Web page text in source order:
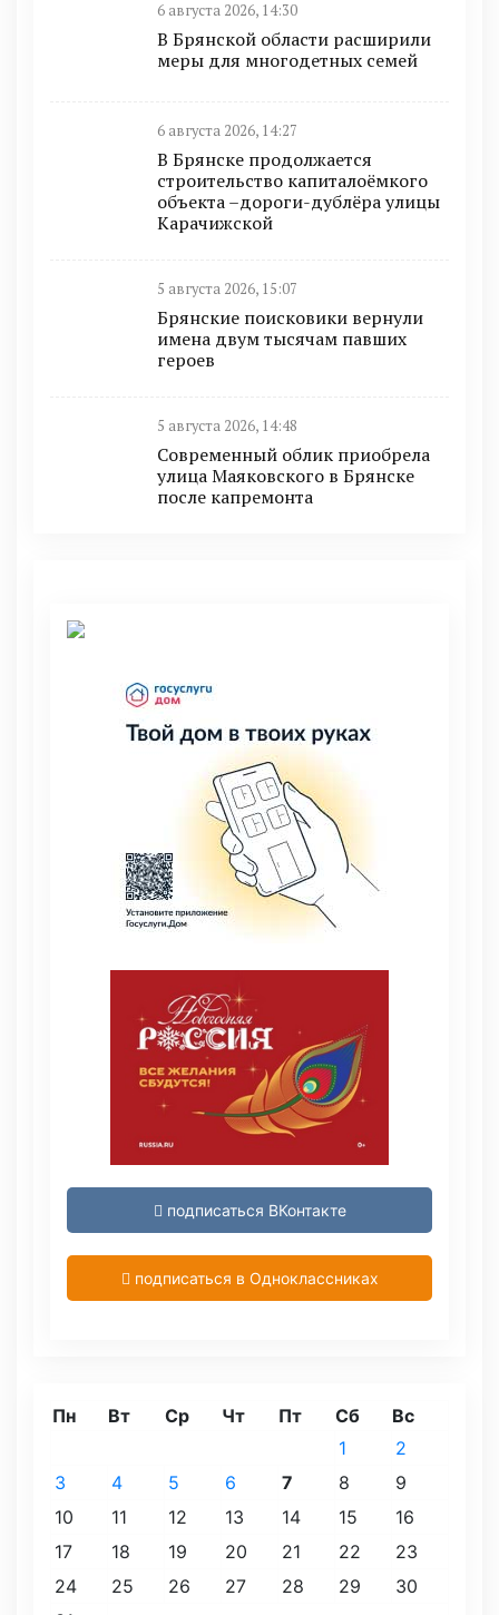
6 августа 2026, 14:30
В Брянской области расширили
меры для многодетных семей
6 августа 2026, 14:27
В Брянске продолжается
строительство капиталоёмкого
объекта –дороги-дублёра улицы
Карачижской
5 августа 2026, 15:07
Брянские поисковики вернули
имена двум тысячам павших
героев
5 августа 2026, 14:48
Современный облик приобрела
улица Маяковского в Брянске
после капремонта
подписаться ВКонтакте
подписаться в Одноклассниках
Пн Вт Ср Чт Пт Сб
Вс
1
2
3
4 5 6 7 8
9
10
11 12 13 14 15
16
17
18 19 20 21 22
23
24
25 26 27 28 29
30